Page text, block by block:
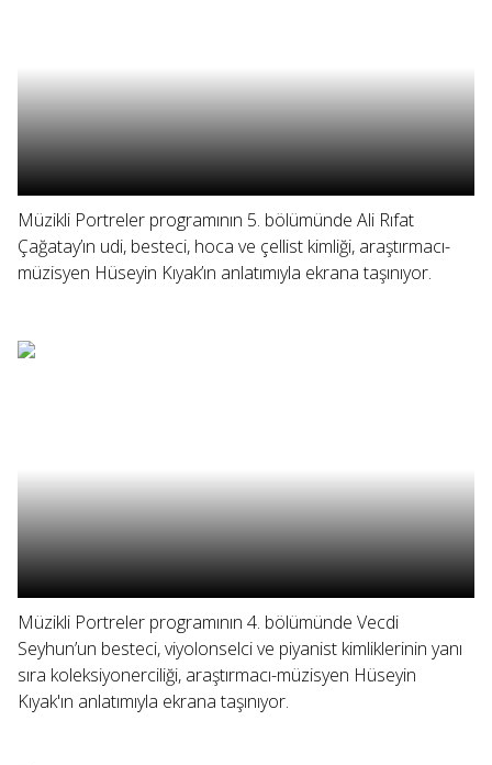
Müzikli Portreler programının 5. bölümünde Ali Rıfat
Çağatay’ın udi, besteci, hoca ve çellist kimliği, araştırmacı-
müzisyen Hüseyin Kıyak’ın anlatımıyla ekrana taşınıyor.
Müzikli Portreler programının 4. bölümünde Vecdi
Seyhun’un besteci, viyolonselci ve piyanist kimliklerinin yanı
sıra koleksiyonerciliği, araştırmacı-müzisyen Hüseyin
Kıyak'ın anlatımıyla ekrana taşınıyor.